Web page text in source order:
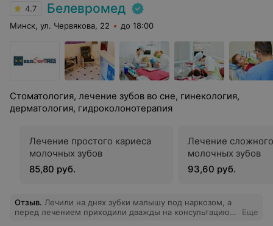
4.7 Белевромед
Минск, ул. Червякова, 22 до 18:00
Стоматология, лечение зубов во сне, гинекология,
дерматология, гидроколонотерапия
Лечение простого кариеса
молочных зубов
85,80 руб.
Лечение
молочных зубов
93,60 руб.
Отзыв. Лечили на днях зубки малышу под наркозом, а
перед лечением приходили дважды на консультацию,
Еще